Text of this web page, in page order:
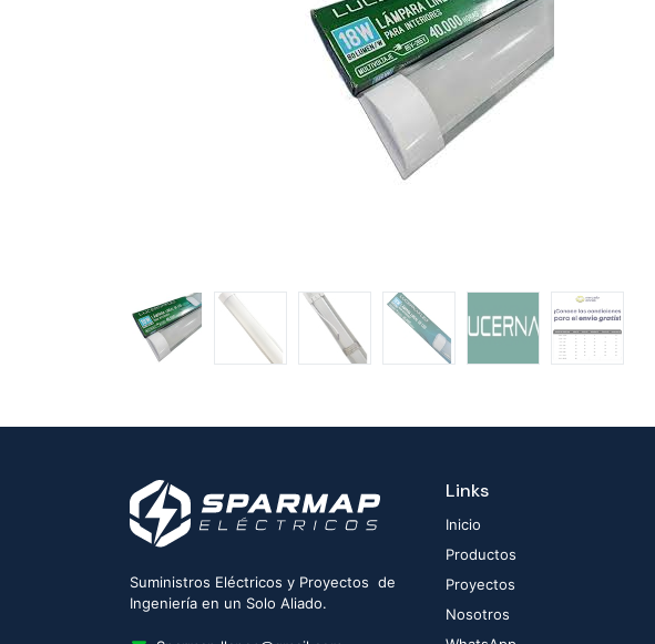
Suministros Eléctricos y Proyectos de
Ingeniería en un Solo Aliado.
Links
Inicio
Productos
Proyectos
Nosotros